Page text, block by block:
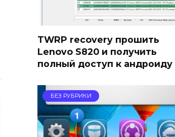
TWRP recovery прошить
Lenovo S820 и получить
полный доступ к андроиду
БЕЗ РУБРИКИ